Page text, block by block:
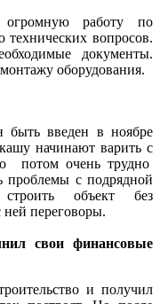
огромную работу по
технических вопросов.
документы.
оборудования.
введен в ноябре
начинают варить с
потом очень трудно
проблемы с подрядной
строить объект без
переговоры.
свои финансовые
и получил